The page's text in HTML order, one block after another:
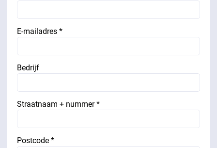
E-mailadres *
Bedrijf
Straatnaam + nummer *
Postcode *